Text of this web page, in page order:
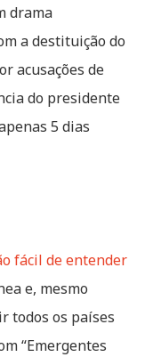
drama
a destituição do
acusações de
do presidente
5 dias
fácil de entender
e, mesmo
todos os países
“Emergentes